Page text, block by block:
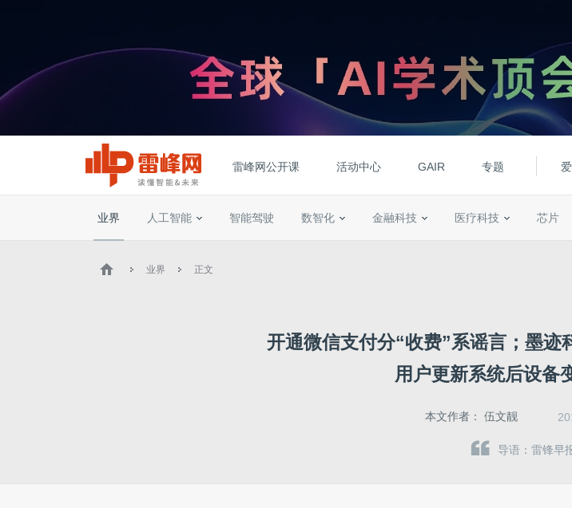
雷峰网公开课 活动中心 GAIR 专题
业界 人工智能 智能驾驶 数智化 金融科技 医疗科技 芯片
业界 正文
开通微信支付分“收费”系谣言；墨迹
用户更新系统后设备
本文作者： 伍文靓
导语：雷锋早